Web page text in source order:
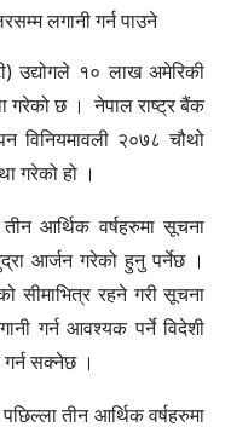
उद्योगले १० लाख अमेरिकी
गरेको छ । नेपाल राष्ट्र बैंक
विनियमावली २०७८ चौथो
गरेको हो ।
आर्थिक वर्षहरुमा सूचना
आर्जन गरेको हुनु पर्नेछ ।
सीमाभित्र रहने गरी सूचना
गर्न आवश्यक पर्ने विदेशी
गर्न सक्नेछ ।
तीन आर्थिक वर्षहरुमा